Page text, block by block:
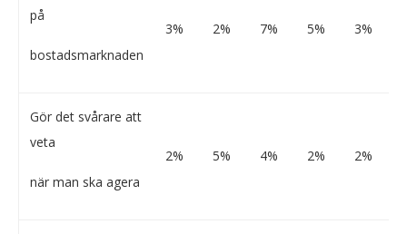
på
bostadsmarknaden
3% 2% 7% 5% 3%
Gör det svårare att
veta
när man ska agera
2% 5% 4% 2% 2%